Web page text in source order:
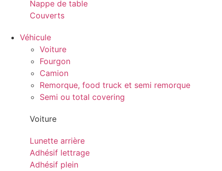
Nappe de table
Couverts
Véhicule
Voiture
Fourgon
Camion
Remorque, food truck et semi remorque
Semi ou total covering
Voiture
Lunette arrière
Adhésif lettrage
Adhésif plein